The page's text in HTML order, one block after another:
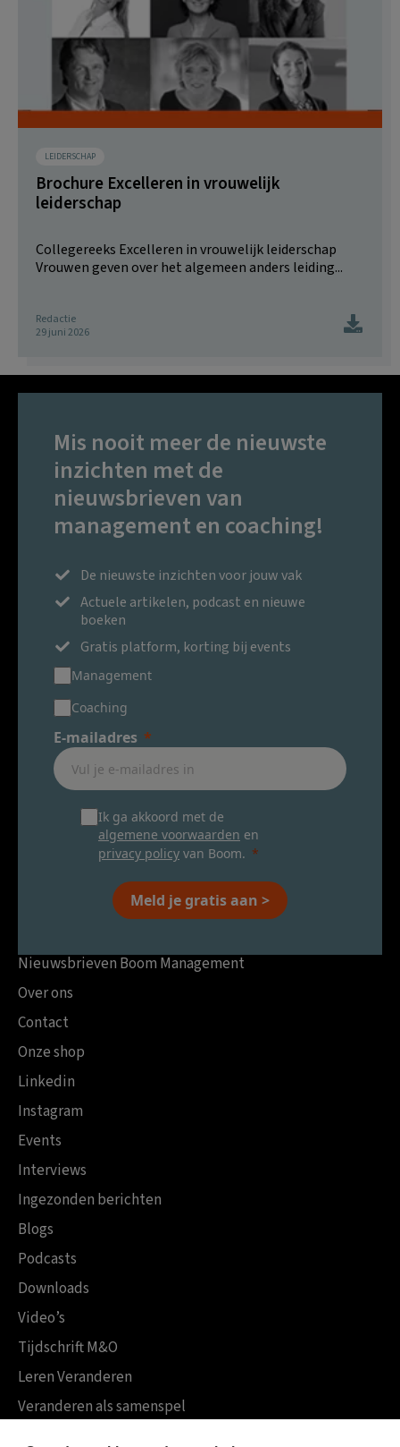
LEIDERSCHAP
Brochure Excelleren in vrouwelijk
leiderschap
Collegereeks Excelleren in vrouwelijk leiderschap
Vrouwen geven over het algemeen anders leiding...
Redactie
29 juni 2026
Mis nooit meer de nieuwste
inzichten met de
nieuwsbrieven van
management en coaching!
De nieuwste inzichten voor jouw vak
Actuele artikelen, podcast en nieuwe
boeken
Gratis platform, korting bij events
Management
Coaching
E-mailadres
Ik ga akkoord met de
algemene voorwaarden en
privacy policy van Boom.
Meld je gratis aan >
Nieuwsbrieven Boom Management
Over ons
Contact
Onze shop
Linkedin
Instagram
Events
Interviews
Ingezonden berichten
Blogs
Podcasts
Downloads
Video’s
Tijdschrift M&O
Leren Veranderen
Veranderen als samenspel